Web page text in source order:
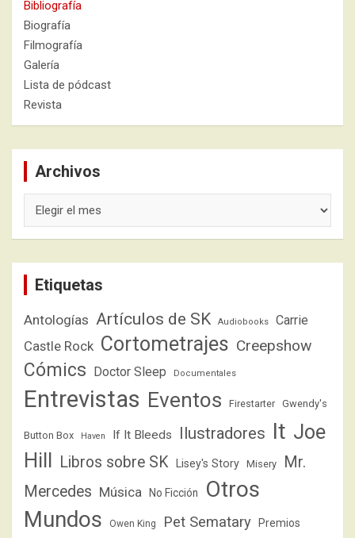
Bibliografía
Biografía
Filmografía
Galería
Lista de pódcast
Revista
Archivos
Etiquetas
Antologías Artículos de SK Audiobooks Carrie
Castle Rock Cortometrajes Creepshow
Cómics Doctor Sleep Documentales
Entrevistas Eventos Firestarter Gwendy's
Button Box Haven If It Bleeds Ilustradores It Joe
Hill
Libros sobre SK Lisey's Story Misery
Mr.
Mercedes Música No Ficción
Otros
Mundos
Owen King Pet Sematary Premios